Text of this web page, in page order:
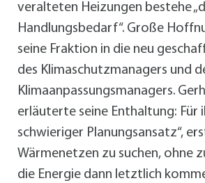
veralteten Heizungen bestehe
Handlungsbedarf“. Große
seine Fraktion in die neu
des Klimaschutzmanagers und
Klimaanpassungsmanagers.
erläuterte seine Enthaltung: Für
schwieriger Planungsansatz“,
Wärmenetzen zu suchen, ohne
die Energie dann letztlich